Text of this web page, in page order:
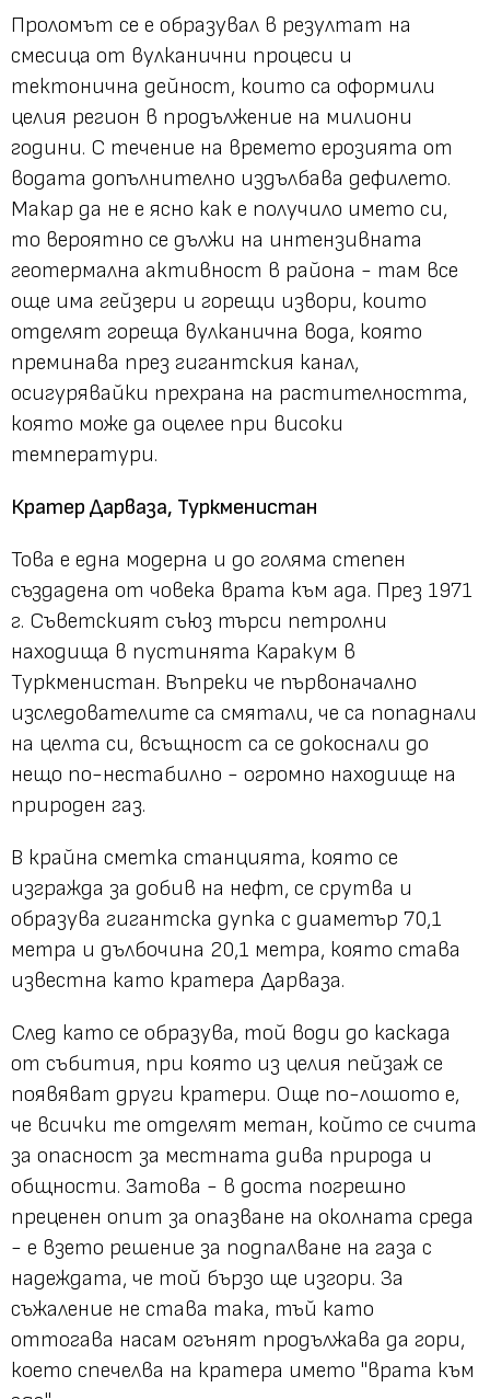
Проломът се е образувал в резултат на
смесица от вулканични процеси и
тектонична дейност, които са оформили
целия регион в продължение на милиони
години. С течение на времето ерозията от
водата допълнително издълбава дефилето.
Макар да не е ясно как е получило името си,
то вероятно се дължи на интензивната
геотермална активност в района - там все
още има гейзери и горещи извори, които
отделят гореща вулканична вода, която
преминава през гигантския канал,
осигурявайки прехрана на растителността,
която може да оцелее при високи
температури.
Кратер Дарваза, Туркменистан
Това е една модерна и до голяма степен
създадена от човека врата към ада. През 1971
г. Съветският съюз търси петролни
находища в пустинята Каракум в
Туркменистан. Въпреки че първоначално
изследователите са смятали, че са попаднали
на целта си, всъщност са се докоснали до
нещо по-нестабилно - огромно находище на
природен газ.
В крайна сметка станцията, която се
изгражда за добив на нефт, се срутва и
образува гигантска дупка с диаметър 70,1
метра и дълбочина 20,1 метра, която става
известна като кратера Дарваза.
След като се образува, той води до каскада
от събития, при която из целия пейзаж се
появяват други кратери. Още по-лошото е,
че всички те отделят метан, който се счита
за опасност за местната дива природа и
общности. Затова - в доста погрешно
преценен опит за опазване на околната среда
- е взето решение за подпалване на газа с
надеждата, че той бързо ще изгори. За
съжаление не става така, тъй като
оттогава насам огънят продължава да гори,
което спечелва на кратера името "врата към